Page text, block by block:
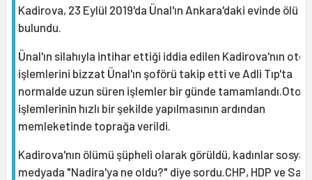
Kadirova, 23 Eylül 2019'da Ünal'ın Ankara'daki evinde ölü
bulundu.
Ünal'ın silahıyla intihar ettiği iddia edilen Kadirova'nın
işlemlerini bizzat Ünal'ın şoförü takip etti ve Adli Tıp'ta
normalde uzun süren işlemler bir günde
işlemlerinin hızlı bir şekilde yapılmasının ardından
memleketinde toprağa verildi.
Kadirova'nın ölümü şüpheli olarak görüldü, kadınlar sosyal
medyada "Nadira'ya ne oldu?" diye sordu.CHP, HDP ve